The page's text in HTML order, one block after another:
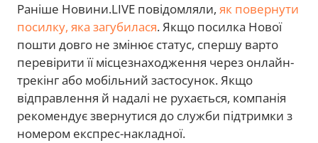
Раніше Новини.LIVE повідомляли, як повернути
посилку, яка загубилася. Якщо посилка Нової
пошти довго не змінює статус, спершу варто
перевірити її місцезнаходження через онлайн-
трекінг або мобільний застосунок. Якщо
відправлення й надалі не рухається, компанія
рекомендує звернутися до служби підтримки з
номером експрес-накладної.